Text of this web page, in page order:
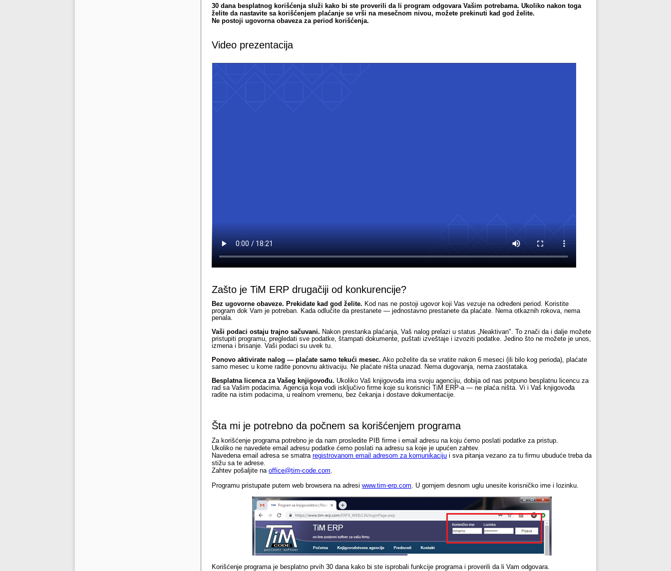
30 dana besplatnog korišćenja služi kako bi ste proverili da li program odgovara Vašim potrebama. Ukoliko nakon toga
želite da nastavite sa korišćenjem plaćanje se vrši na mesečnom nivou, možete prekinuti kad god želite.
Ne postoji ugovorna obaveza za period korišćenja.
Video prezentacija
Zašto je TiM ERP drugačiji od konkurencije?
Bez ugovorne obaveze. Prekidate kad god želite. Kod nas ne postoji ugovor koji Vas vezuje na određeni period. Koristite
program dok Vam je potreban. Kada odlučite da prestanete — jednostavno prestanete da plaćate. Nema otkaznih rokova, nema
penala.
Vaši podaci ostaju trajno sačuvani. Nakon prestanka plaćanja, Vaš nalog prelazi u status „Neaktivan". To znači da i dalje možete
pristupiti programu, pregledati sve podatke, štampati dokumente, puštati izveštaje i izvoziti podatke. Jedino što ne možete je unos,
izmena i brisanje. Vaši podaci su uvek tu.
Ponovo aktivirate nalog — plaćate samo tekući mesec. Ako poželite da se vratite nakon 6 meseci (ili bilo kog perioda), plaćate
samo mesec u kome radite ponovnu aktivaciju. Ne plaćate ništa unazad. Nema dugovanja, nema zaostataka.
Besplatna licenca za Vašeg knjigovođu. Ukoliko Vaš knjigovođa ima svoju agenciju, dobija od nas potpuno besplatnu licencu za
rad sa Vašim podacima. Agencija koja vodi isključivo firme koje su korisnici TiM ERP-a — ne plaća ništa. Vi i Vaš knjigovođa
radite na istim podacima, u realnom vremenu, bez čekanja i dostave dokumentacije.
Šta mi je potrebno da počnem sa korišćenjem programa
Za korišćenje programa potrebno je da nam prosledite PIB firme i email adresu na koju ćemo poslati podatke za pristup.
Ukoliko ne navedete email adresu podatke ćemo poslati na adresu sa koje je upućen zahtev.
Navedena email adresa se smatra registrovanom email adresom za komunikaciju i sva pitanja vezano za tu firmu ubuduće treba da
stižu sa te adrese.
Zahtev pošaljite na office@tim-code.com.
Programu pristupate putem web browsera na adresi www.tim-erp.com. U gornjem desnom uglu unesite korisničko ime i lozinku.
Korišćenje programa je besplatno prvih 30 dana kako bi ste isprobali funkcije programa i proverili da li Vam odgovara.